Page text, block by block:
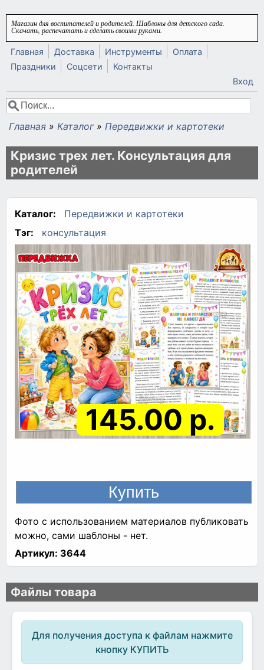
Перейти к основному содержанию
Магазин для воспитателей и родителей. Шаблоны для детского сада.
Скачать, распечатать и сделать своими руками.
Главная Доставка Инструменты
Оплата
Праздники
Соцсети
Контакты
Вход
Форма поиска
Поиск
Вы здесь
Главная » Каталог » Передвижки и картотеки
Кризис трех лет. Консультация для
родителей
Каталог:
Передвижки и картотеки
Тэг:
консультация
145.00 р.
Фото с использованием материалов публиковать
можно, сами шаблоны - нет.
Артикул: 3644
Файлы товара
Для получения доступа к файлам нажмите
кнопку КУПИТЬ